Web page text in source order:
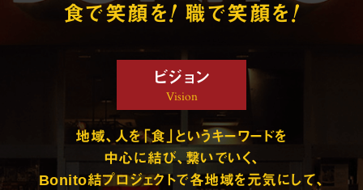
食で笑顔を! 職で笑顔を!
ビジョン
Vision
地域、人を「食」というキーワードを
中心に結び、繋いでいく、
Bonito結プロジェクトで各地域を元気にして、